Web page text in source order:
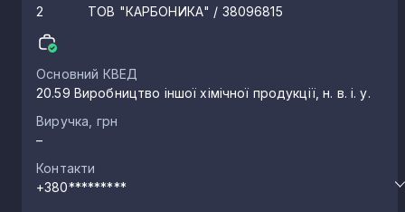
2 ТОВ "КАРБОНИКА" / 38096815
Основний КВЕД
20.59 Виробництво іншої хімічної продукції, н. в. і. у.
Виручка, грн
–
Контакти
+380*********